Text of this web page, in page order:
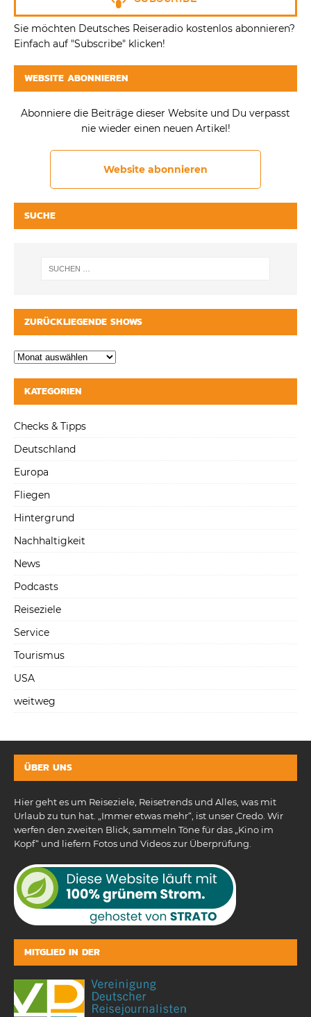
Sie möchten Deutsches Reiseradio kostenlos abonnieren?
Einfach auf "Subscribe" klicken!
WEBSITE ABONNIEREN
Abonniere die Beiträge dieser Website und Du verpasst
nie wieder einen neuen Artikel!
Website abonnieren
SUCHE
ZURÜCKLIEGENDE SHOWS
KATEGORIEN
Checks & Tipps
Deutschland
Europa
Fliegen
Hintergrund
Nachhaltigkeit
News
Podcasts
Reiseziele
Service
Tourismus
USA
weitweg
ÜBER UNS
Hier geht es um Reiseziele, Reisetrends und Alles, was mit
Urlaub zu tun hat. „Immer etwas mehr“, ist unser Credo. Wir
werfen den zweiten Blick, sammeln Töne für das „Kino im
Kopf“ und liefern Fotos und Videos zur Überprüfung.
MITGLIED IN DER